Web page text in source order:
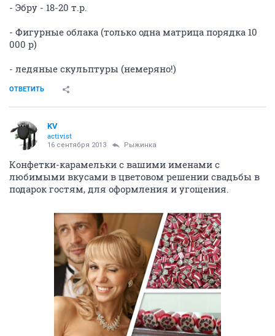
- Эбру - 18-20 т.р.
- Фигурные облака (только одна матрица порядка 10
000 р)
- ледяные скульптуры (немеряно!)
ОТВЕТИТЬ
KV
activist
16 сентября 2013 Рыжинка
Конфетки-карамельки с вашими именами с
любимыми вкусами в цветовом решении свадьбы в
подарок гостям, для оформления и угощения.